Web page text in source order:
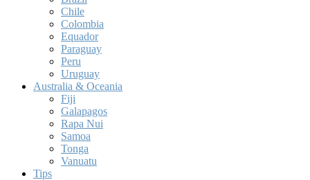
Chile
Colombia
Equador
Paraguay
Peru
Uruguay
Australia & Oceania
Fiji
Galapagos
Rapa Nui
Samoa
Tonga
Vanuatu
Tips